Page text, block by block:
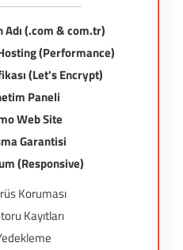
Adı (.com & com.tr)
(Performance)
(Let's Encrypt)
Paneli
Web Site
Garantisi
(Responsive)
Koruması
Kayıtları